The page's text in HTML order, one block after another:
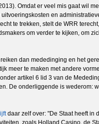
Omdat er veel mis gaat wil
en
te trekken, stelt de WRR
om verder te kijken, om
dan mededinging en het
te maken met andere
artikel 6 lid 3 van de
De onderliggende is
daar zelf over: "De Staat heeft in
zoals Holland Casino, de